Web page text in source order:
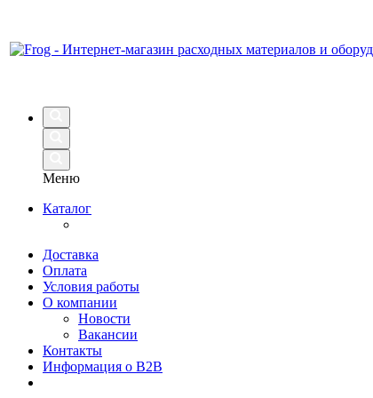
Меню
Каталог
Доставка
Оплата
Условия работы
О компании
Новости
Вакансии
Контакты
Информация о B2B